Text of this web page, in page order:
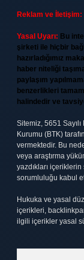
Reklam ve İletişim:
Yasal Uyarı: Bu
şirketi ile hiçbir
hazırladığımız
haber niteliği
paylaşım
benzerlikleri
halindedir ve
Sitemiz, 5651
Kurumu (BTK)
vermektedir. Bu
veya araştırma
yazdıkları
sorumluluğu kabul
Hukuka ve yasal
içerikleri,
ilgili içerikler yasal